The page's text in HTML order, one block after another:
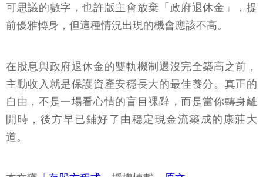
可思議的數字，也許版主會放棄「政府退休金」，提
前優雅轉身，但這種情況出現的機會應該不高。
在股息與政府退休金的雙軌機制還沒完全築高之前，
主動收入就是保護資產安穩長大的最佳養分。真正的
自由，不是一場看心情的盲目裸辭，而是當你轉身離
開時，後方早已鋪好了由穩定現金流築成的康莊大
道。